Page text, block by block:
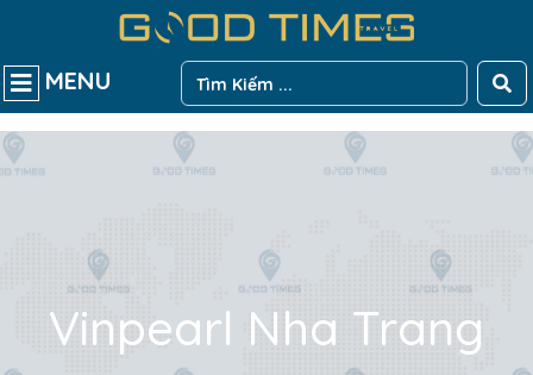
MENU
Vinpearl Nha Trang